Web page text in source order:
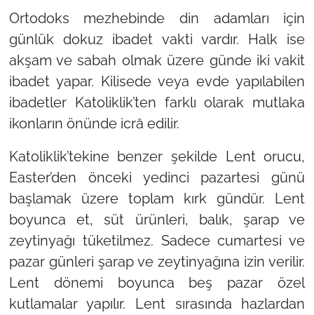
Ortodoks mezhebinde din adamları için
günlük dokuz ibadet vakti vardır. Halk ise
akşam ve sabah olmak üzere günde iki vakit
ibadet yapar. Kilisede veya evde yapılabilen
ibadetler Katoliklik’ten farklı olarak mutlaka
ikonların önünde icrâ edilir.
Katoliklik’tekine benzer şekilde Lent orucu,
Easter’den önceki yedinci pazartesi günü
başlamak üzere toplam kırk gündür. Lent
boyunca et, süt ürünleri, balık, şarap ve
zeytinyağı tüketilmez. Sadece cumartesi ve
pazar günleri şarap ve zeytinyağına izin verilir.
Lent dönemi boyunca beş pazar özel
kutlamalar yapılır. Lent sırasında hazlardan